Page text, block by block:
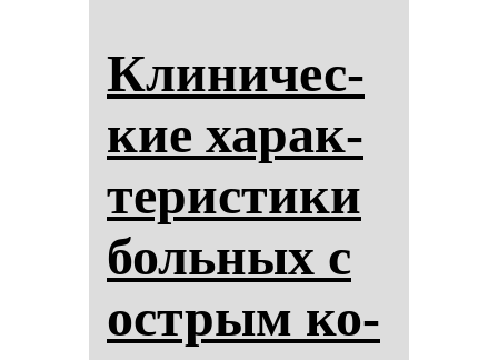
Кли­ни­чес­
кие ха­рак­
те­рис­ти­ки
боль­ных с
ос­трым ко­